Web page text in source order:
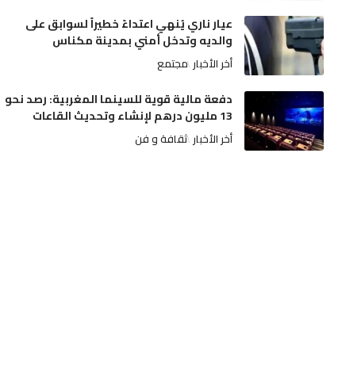
عيار ناري يُنهي اعتداءً خطيراً لسوابق على
والديه وتدخل أمني بمدينة مكناس
أخر الأخبار مجتمع
دفعة مالية قوية للسينما المغربية: رصد نحو
13 مليون درهم لإنشاء وتحديث القاعات
أخر الأخبار ثقافة و فن